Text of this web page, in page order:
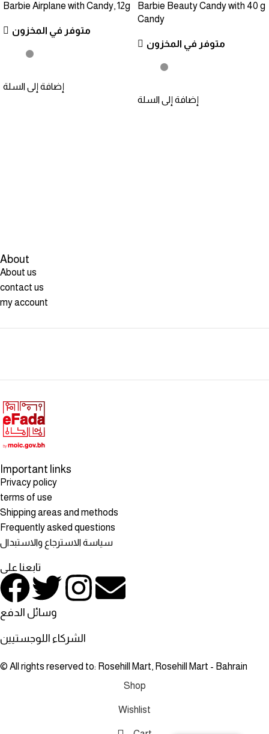
Barbie Airplane with Candy, 12g
متوفر في المخزون
إضافة إلى السلة
Barbie Beauty Candy with 40 g
Candy
متوفر في المخزون
إضافة إلى السلة
About
About us
contact us
my account
Important links
Privacy policy
terms of use
Shipping areas and methods
Frequently asked questions
سياسة الاسترجاع والاستبدال
تابعنا على
وسائل الدفع
الشركاء اللوجستيين
© All rights reserved to: Rosehill Mart, Rosehill Mart - Bahrain
Shop
Wishlist